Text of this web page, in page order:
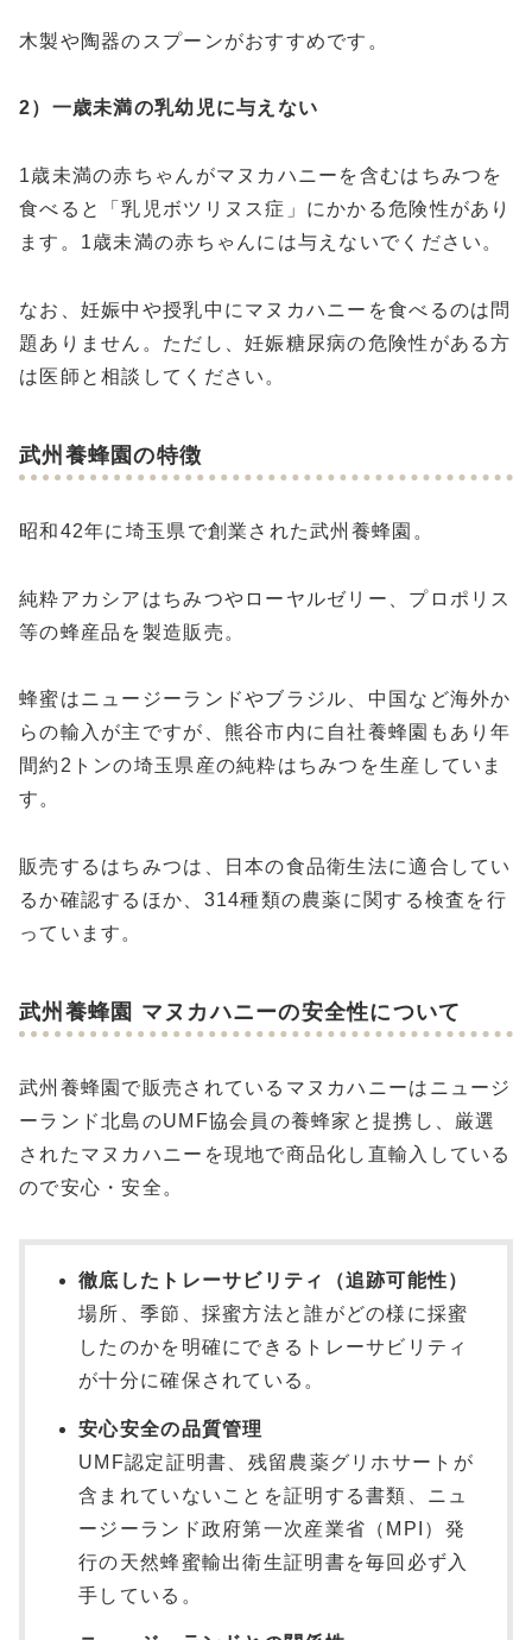
木製や陶器のスプーンがおすすめです。
2）一歳未満の乳幼児に与えない
1歳未満の赤ちゃんがマヌカハニーを含むはちみつを
食べると「乳児ボツリヌス症」にかかる危険性があり
ます。1歳未満の赤ちゃんには与えないでください。
なお、妊娠中や授乳中にマヌカハニーを食べるのは問
題ありません。ただし、妊娠糖尿病の危険性がある方
は医師と相談してください。
武州養蜂園の特徴
昭和42年に埼玉県で創業された武州養蜂園。
純粋アカシアはちみつやローヤルゼリー、プロポリス
等の蜂産品を製造販売。
蜂蜜はニュージーランドやブラジル、中国など海外か
らの輸入が主ですが、熊谷市内に自社養蜂園もあり年
間約2トンの埼玉県産の純粋はちみつを生産していま
す。
販売するはちみつは、日本の食品衛生法に適合してい
るか確認するほか、314種類の農薬に関する検査を行
っています。
武州養蜂園 マヌカハニーの安全性について
武州養蜂園で販売されているマヌカハニーはニュージ
ーランド北島のUMF協会員の養蜂家と提携し、厳選
されたマヌカハニーを現地で商品化し直輸入している
ので安心・安全。
徹底したトレーサビリティ（追跡可能性）
場所、季節、採蜜方法と誰がどの様に採蜜
したのかを明確にできるトレーサビリティ
が十分に確保されている。
安心安全の品質管理
UMF認定証明書、残留農薬グリホサートが
含まれていないことを証明する書類、ニュ
ージーランド政府第一次産業省（MPI）発
行の天然蜂蜜輸出衛生証明書を毎回必ず入
手している。